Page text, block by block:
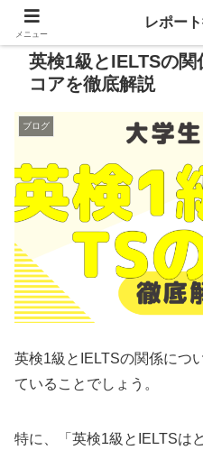
英検1級とIELTSの
コアを徹底解説
ブログ
英検1級とIELTSの関係につ
ていることでしょう。
特に、「英検1級とIELTSは
メニュー
レポー